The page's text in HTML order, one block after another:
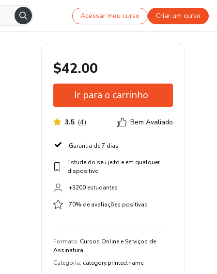
Acessar meu curso Criar um curso
$42.00
Ir para o carrinho
3.5 (4) Bem Avaliado
Garantia de 7 dias
Estude do seu jeito e em qualquer
dispositivo
+3200 estudantes
70% de avaliações positivas
Formato: Cursos Online e Serviços de
Assinatura
Categoria: category.printed.name